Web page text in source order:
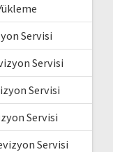
Servisi
Servisi
Servisi
Servisi
Servisi